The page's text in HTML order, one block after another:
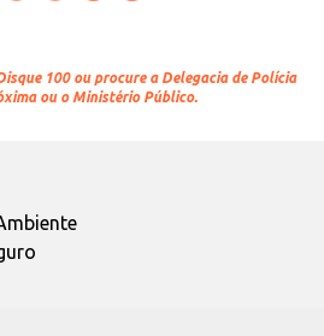
100 ou procure a Delegacia de Polícia
ou o Ministério Público.